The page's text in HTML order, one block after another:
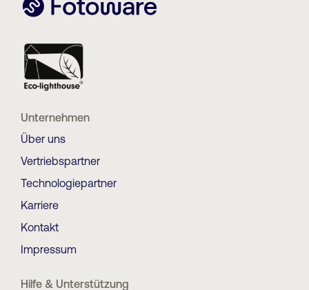
Unternehmen
Über uns
Vertriebspartner
Technologiepartner
Karriere
Kontakt
Impressum
Hilfe & Unterstützung